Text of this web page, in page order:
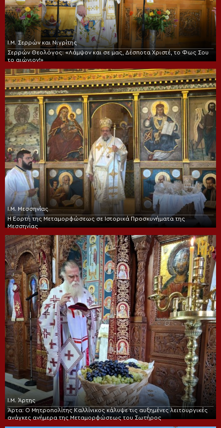
Ι.Μ. Σερρών και Νιγρίτης
Σερρών Θεολόγος: «Λάμψον και σε μας, Δέσποτα Χριστέ, το Φως Σου
το αιώνιον!»
Ι.Μ. Μεσσηνίας
Η Εορτή της Μεταμορφώσεως σε Ιστορικά Προσκυνήματα της
Μεσσηνίας
Ι.Μ. Άρτης
Άρτα: Ο Μητροπολίτης Καλλίνικος κάλυψε τις αυξημένες λειτουργικές
ανάγκες ανήμερα της Μεταμορφώσεως του Σωτήρος